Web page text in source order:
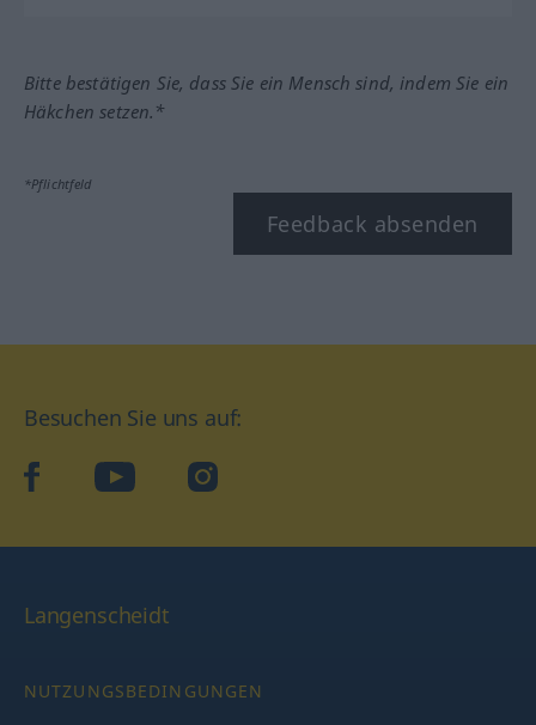
Bitte bestätigen Sie, dass Sie ein Mensch sind, indem Sie ein
Häkchen setzen.*
*Pflichtfeld
Feedback absenden
Besuchen Sie uns auf:
facebookYouTube Instagram
Langenscheidt
NUTZUNGSBEDINGUNGEN